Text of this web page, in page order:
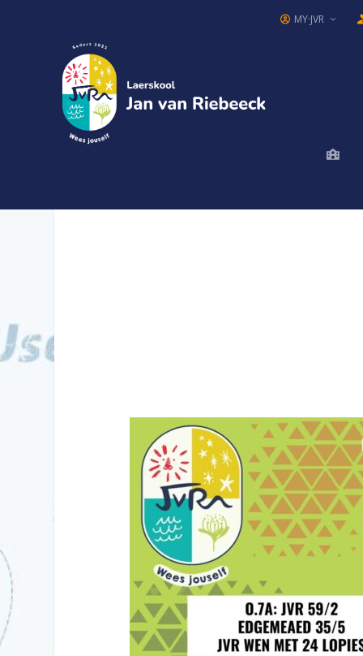
MY·JVR